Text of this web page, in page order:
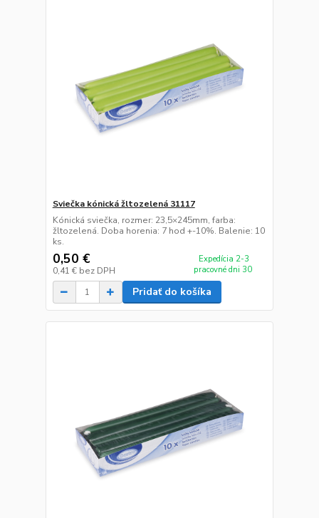
Sviečka kónická žltozelená 31117
Kónická sviečka, rozmer: 23,5×245mm, farba:
žltozelená. Doba horenia: 7 hod +-10%. Balenie: 10
ks.
0,50 €
0,41 € bez DPH
Expedícia 2-3
pracovné dni 30
Pridať do košíka